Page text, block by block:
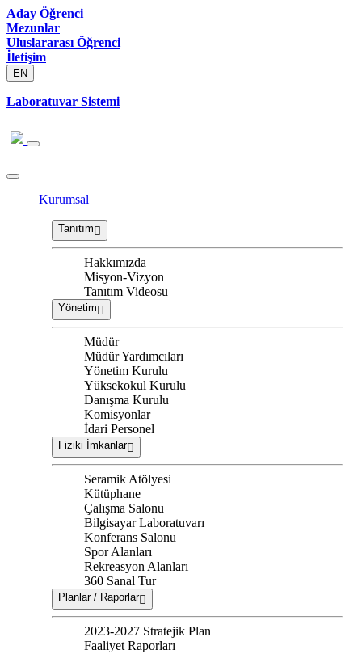
Aday Öğrenci
Mezunlar
Uluslararası Öğrenci
İletişim
EN
Laboratuvar Sistemi
Kurumsal
Tanıtım
Hakkımızda
Misyon-Vizyon
Tanıtım Videosu
Yönetim
Müdür
Müdür Yardımcıları
Yönetim Kurulu
Yüksekokul Kurulu
Danışma Kurulu
Komisyonlar
İdari Personel
Fiziki İmkanlar
Seramik Atölyesi
Kütüphane
Çalışma Salonu
Bilgisayar Laboratuvarı
Konferans Salonu
Spor Alanları
Rekreasyon Alanları
360 Sanal Tur
Planlar / Raporlar
2023-2027 Stratejik Plan
Faaliyet Raporları